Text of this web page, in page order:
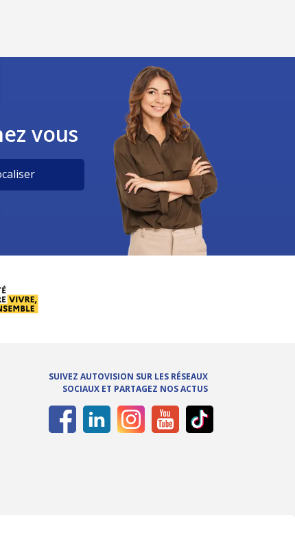
vous
SUIVEZ AUTOVISION SUR LES RÉSEAUX
SOCIAUX ET PARTAGEZ NOS ACTUS